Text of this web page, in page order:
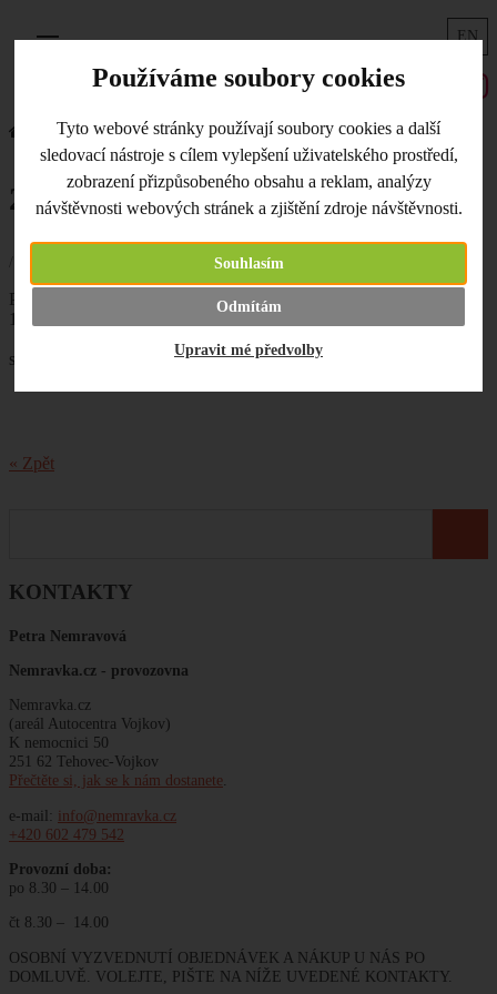
Používáme soubory cookies
Tyto webové stránky používají soubory cookies a další
sledovací nástroje s cílem vylepšení uživatelského prostředí,
zobrazení přizpůsobeného obsahu a reklam, analýzy
návštěvnosti webových stránek a zjištění zdroje návštěvnosti.
Souhlasím
Odmítám
Upravit mé předvolby
EN
KONTAKTY
Petra Nemravová
Nemravka.cz - provozovna
Nemravka.cz
(areál Autocentra Vojkov)
K nemocnici 50
251 62 Tehovec-Vojkov
Přečtěte si, jak se k nám dostanete.
e-mail: info@nemravka.cz
+420 602 479 542
Provozní doba:
po 8.30 – 14.00
čt 8.30 – 14.00
OSOBNÍ VYZVEDNUTÍ OBJEDNÁVEK A NÁKUP U NÁS PO
DOMLUVĚ. VOLEJTE, PIŠTE NA NÍŽE UVEDENÉ KONTAKTY.
Úvodní strana Co je nového 22. Scrapbookový dýchánek
22. Scrapbookový dýchánek
Podzimní 22. scrapbookový dýchánek u nás na Nemravce v sobotu
13. 10. 2018!
se stejně nadšenými "scrap-maniaky". Registrovat se můžete
« Zpět